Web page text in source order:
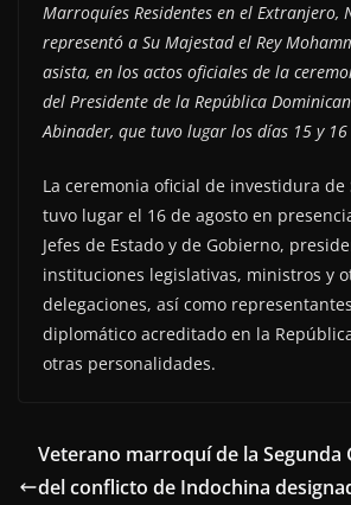
Marroquíes Residentes en el Extranjero,
representó a Su Majestad el Rey
asista, en los actos oficiales de la
del Presidente de la República
Abinader, que tuvo lugar los días 15 y 16
La ceremonia oficial de investidura de
tuvo lugar el 16 de agosto en
Jefes de Estado y de Gobierno,
instituciones legislativas, ministros y
delegaciones, así como
diplomático acreditado en la
otras personalidades.
Veterano marroquí de la Segunda
del conflicto de Indochina